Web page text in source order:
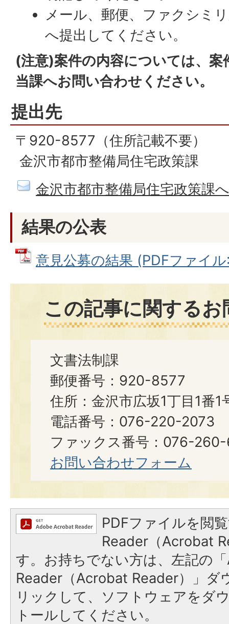
メール、郵便、ファクシミ
へ提出してください。
(注意)案件の内容については、案
当課へお問い合わせください。
提出先
〒920-8577（住所記載不要）
金沢市都市整備局住宅政策課
金沢市都市整備局住宅政策課
結果の公表
意見公募の結果 (PDFファイ
この記事に関する
文書法制課
郵便番号：920-8577
住所：金沢市広坂1丁目1番1
電話番号：076-220-2073
ファックス番号：076-
お問い合わせフォーム
PDFファイルを閲
Reader（Acrobat
す。お持ちでない方は、左記の
Reader（Acrobat Reader）」ダ
リックして、ソフトウェアをダ
トールしてください。